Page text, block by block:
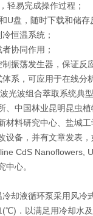
，轻易完成操作过程
U盘，随时下载和储
恒温系统；
协同作用；
振荡发生器，保证反
系，可应用于在线分
光波组合萃取系统典
、中国林业昆明昆虫
材料研究中心、盐城
设备，并有文章发表
CdS Nanoflowers,
中心。
却液循环泵采用风
．以满足用冷却水